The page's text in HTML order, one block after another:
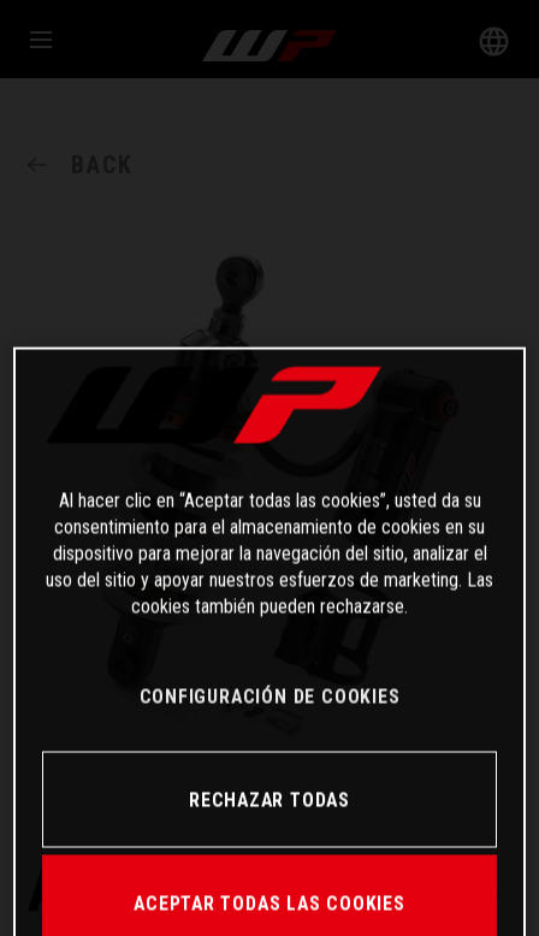
APEX PRO 6746
Al hacer clic en “Aceptar todas las cookies”, usted da su
consentimiento para el almacenamiento de cookies en su
dispositivo para mejorar la navegación del sitio, analizar el
uso del sitio y apoyar nuestros esfuerzos de marketing. Las
cookies también pueden rechazarse.
CONFIGURACIÓN DE COOKIES
RECHAZAR TODAS
ACEPTAR TODAS LAS COOKIES